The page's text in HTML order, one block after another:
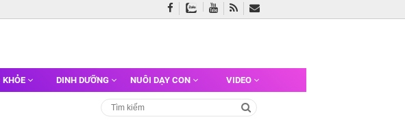
KHỎE DINH DƯỠNG NUÔI DẠY CON VIDEO